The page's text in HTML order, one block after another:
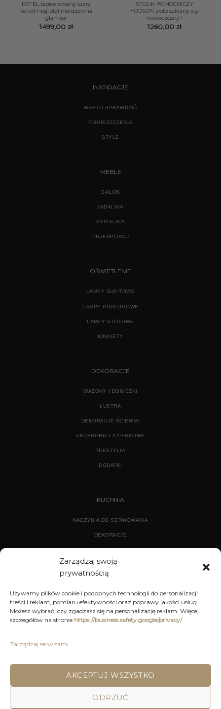
Zarządzaj swoją
prywatnością
Używamy plików cookie i podobnych technologii do personalizacji
treści i reklam, pomiaru efektywności oraz poprawy jakości usług.
Możesz wybrać, czy zgadzasz się na personalizację reklam. Więcej
szczegółów na stronie https://business.safety.google/privacy/
Zarządzaj serwisami
AKCEPTUJ WSZYSTKO
ODRZUĆ
FOTEL tapicerowany szary
velvet nogi stal nierdzewna
glamour
1499,00 zł
STOLIK POMOCNICZY
HUDSON złoto szklany styl
nowoczesny I
1260,00 zł
INSPIRACJE
WARTO SPRAWDZIĆ
POMIESZCZENIA
STYLE
MEBLE
SALON
JADALNIA
SYPIALNIA
PRZEDPOKÓJ
OŚWIETLENIE
LAMPY SUFITOWE
LAMPY PODŁOGOWE
LAMPY STOŁOWE
KINKIETY
DEKORACJE
WAZONY I DONICZKI
LUSTRA
DEKORACJE ŚCIENNE
AKCESORIA ŁAZIENKOWE
TEKSTYLIA
DODATKI
KUCHNIA
NACZYNIA DO SERWOWANIA
DEKORACJE
DEKORACJE
KUCHNIA
POLITYKA PRYWATNOŚCI
REGULAMIN SKLEPU ON-LINE